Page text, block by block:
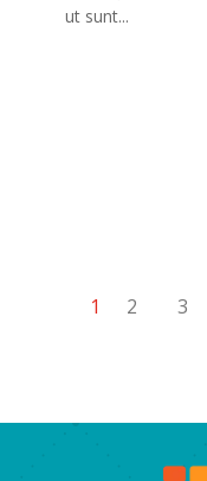
ut sunt...
1 2 3